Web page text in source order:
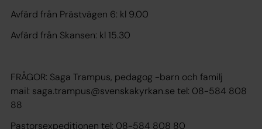
Avfärd från Prästvägen 6: kl 9.00
Avfärd från Skansen: kl 15.30
FRÅGOR: Saga Trampus, pedagog -barn och familj
mail: saga.trampus@svenskakyrkan.se tel: 08-584 808
88
Pastorsexpeditionen tel: 08-584 808 80